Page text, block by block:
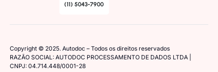
(11) 5043-7900
Copyright © 2025. Autodoc – Todos os direitos reservados
RAZÃO SOCIAL: AUTODOC PROCESSAMENTO DE DADOS LTDA |
CNPJ: 04.714.448/0001-28